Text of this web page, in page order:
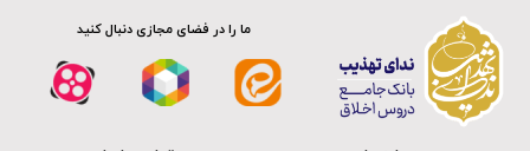
ما را در فضای مجازی دنبال کنید